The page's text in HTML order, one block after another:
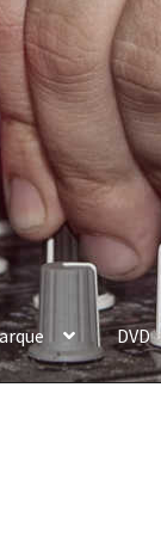
DVD